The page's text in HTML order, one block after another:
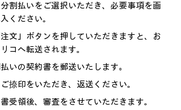
割払いをご選択いただき、必要事項を画
ください。
文」ボタンを押していただきますと、お
コへ転送されます。
いの契約書を郵送いたします｡
捺印をいただき、返送ください。
受領後、審査をさせていただきます。